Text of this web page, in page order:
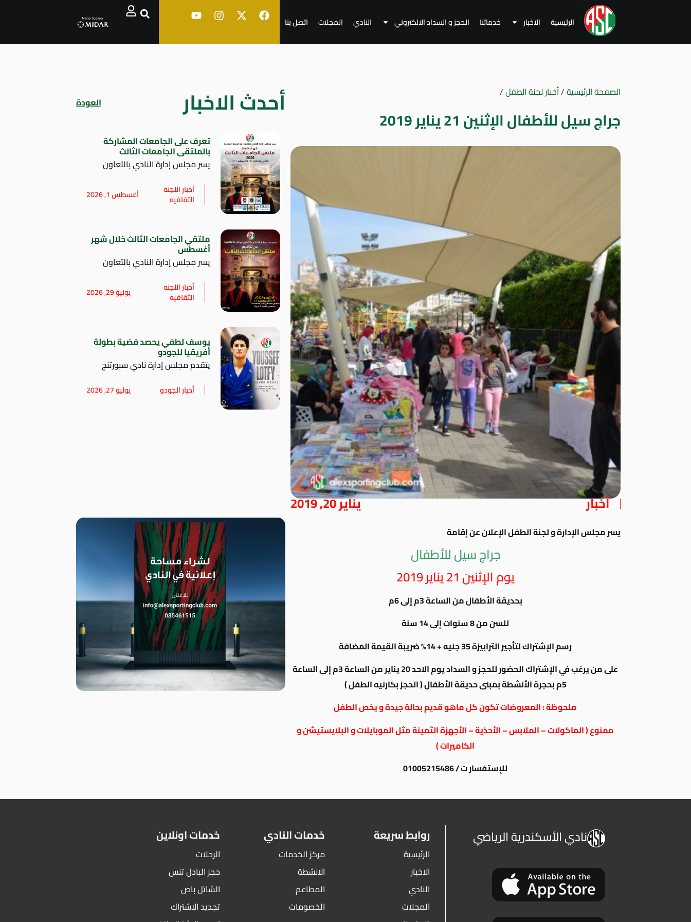
الرئيسية الاخبار خدماتنا الحجز و السداد الالكتروني النادي المجلات اتصل بنا
الصفحة الرئيسية/أخبار لجنة الطفل/
جراج سيل للأطفال الإثنين 21 يناير 2019
أخبار يناير 20, 2019
يسر مجلس الإدارة و لجنة الطفل الإعلان عن إقامة
جراج سيل للأطفال
يوم الإثنين 21 يناير 2019
بحديقة الأطفال من الساعة 3م إلى 6م
للسن من 8 سنوات إلى 14 سنة
رسم الإشتراك لتأجير الترابيزة 35 جنيه + 14% ضريبة القيمة المضافة
على من يرغب في الإشتراك الحضور للحجز و السداد يوم الاحد 20 يناير من الساعة 3م إلى الساعة
5م بحجرة الأنشطة بمبنى حديقة الأطفال ( الحجز بكارنيه الطفل )
ملحوظة : المعروضات تكون كل ماهو قديم بحالة جيدة و يخص الطفل
ممنوع ( الماكولات – الملابس – الأحذية – الأجهزة الثمينة مثل الموبايلات و البلايستيشن و
الكاميرات )
للإستفسار ت / 01005215486
أحدث الاخبار العودة
تعرف على الجامعات المشاركة
بالملتقى الجامعات الثالث
يسر مجلس إدارة النادي بالتعاون
أخبار اللجنه
الثقافيه أغسطس 1, 2026
ملتقي الجامعات الثالث خلال شهر
أغسطس
يسر مجلس إدارة النادي بالتعاون
أخبار اللجنه
الثقافيه يوليو 29, 2026
يوسف لطفي يحصد فضية بطولة
أفريقيا للجودو
يتقدم مجلس إدارة نادي سبورتنج
أخبار الجودو يوليو 27, 2026
نادي الأسكندرية الرياضي روابط سريعة
الرئيسية
الاخبار
النادي
المجلات
خدمات النادي
مركز الخدمات
الانشطة
المطاعم
الخصومات
خدمات اونلاين
الرحلات
حجز البادل تنس
الشاتل باص
تجديد الاشتراك